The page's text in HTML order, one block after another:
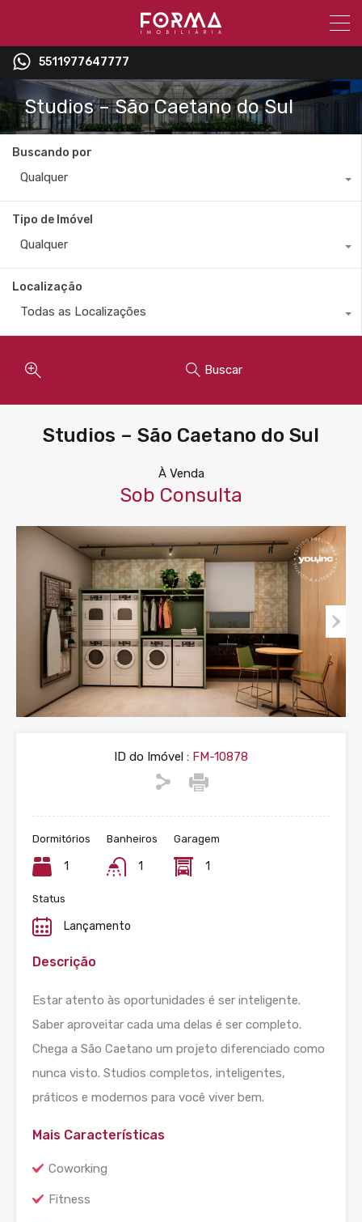
5511977647777
Studios – São Caetano do Sul
Buscando por
Qualquer
Tipo de Imóvel
Qualquer
Localização
Todas as Localizações
Buscar
Studios – São Caetano do Sul
À Venda
Sob Consulta
ID do Imóvel : FM-10878
Dormitórios
1
Banheiros
1
Garagem
1
Status
Lançamento
Descrição
Estar atento às oportunidades é ser inteligente.
Saber aproveitar cada uma delas é ser completo.
Chega a São Caetano um projeto diferenciado como
nunca visto. Studios completos, inteligentes,
práticos e modernos para você viver bem.
Mais Características
Coworking
Fitness